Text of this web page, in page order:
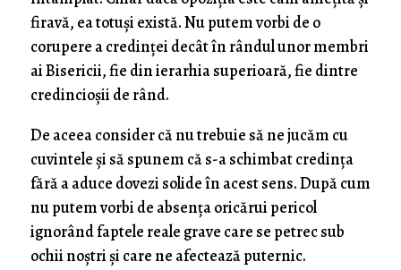
firavă, ea totuși există. Nu putem vorbi de o
corupere a credinței decât în rândul unor membri
ai Bisericii, fie din ierarhia superioară, fie dintre
credincioșii de rând.
De aceea consider că nu trebuie să ne jucăm cu
cuvintele și să spunem că s-a schimbat credința
fără a aduce dovezi solide în acest sens. După cum
nu putem vorbi de absența oricărui pericol
ignorând faptele reale grave care se petrec sub
ochii noștri și care ne afectează puternic.